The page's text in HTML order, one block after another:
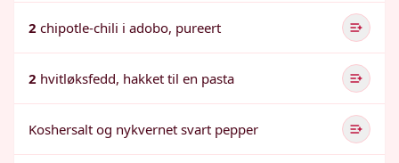
2 chipotle-chili i adobo, pureert
2 hvitløksfedd, hakket til en pasta
Koshersalt og nykvernet svart pepper